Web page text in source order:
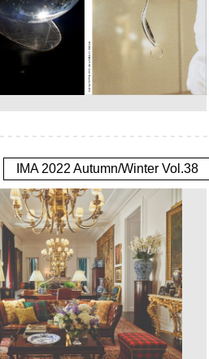
IMA 2022 Autumn/Winter Vol.38